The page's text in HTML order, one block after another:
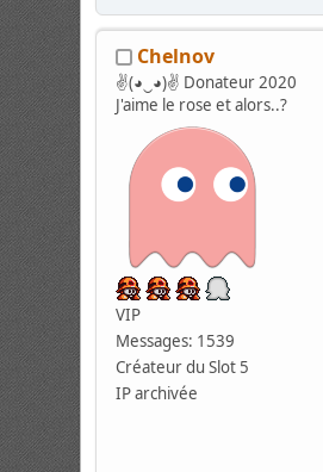
Chelnov
✌(◕‿◕)✌ Donateur 2020
J'aime le rose et alors..?
VIP
Messages: 1539
Créateur du Slot 5
IP archivée